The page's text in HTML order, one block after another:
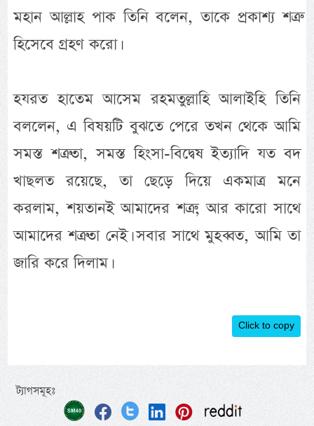
মহান আল্লাহ পাক তিনি বলেন, তাকে প্রকাশ্য শত্রু
হিসেবে গ্রহণ করো।
হযরত হাতেম আসেম রহমতুল্লাহি আলাইহি তিনি
বললেন, এ বিষয়টি বুঝতে পেরে তখন থেকে আমি
সমস্ত শত্রুতা, সমস্ত হিংসা-বিদ্বেষ ইত্যাদি যত বদ
খাছলত রয়েছে, তা ছেড়ে দিয়ে একমাত্র মনে
করলাম, শয়তানই আমাদের শত্রু, আর কারো সাথে
আমাদের শত্রুতা নেই। সবার সাথে মুহব্বত, আমি তা
জারি করে দিলাম।
Click to copy
ট্যাগসমূহঃ